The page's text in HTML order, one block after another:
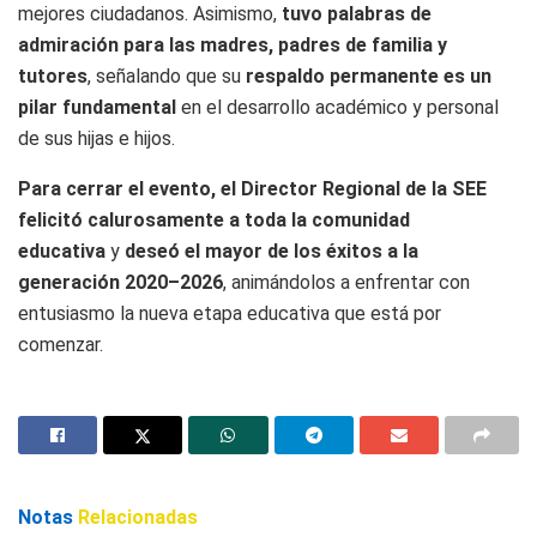
mejores ciudadanos. Asimismo, tuvo palabras de
admiración para las madres, padres de familia y
tutores, señalando que su respaldo permanente es un
pilar fundamental en el desarrollo académico y personal
de sus hijas e hijos.
Para cerrar el evento, el Director Regional de la SEE
felicitó calurosamente a toda la comunidad
educativa y deseó el mayor de los éxitos a la
generación 2020–2026, animándolos a enfrentar con
entusiasmo la nueva etapa educativa que está por
comenzar.
Notas Relacionadas